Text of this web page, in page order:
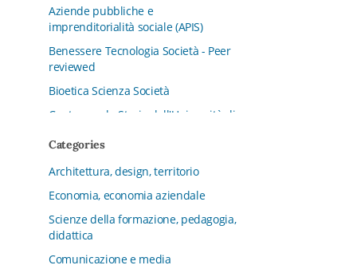
Aziende pubbliche e
imprenditorialità sociale (APIS)
Benessere Tecnologia Società - Peer
reviewed
Bioetica Scienza Società
Centro per la Storia dell'Università di
CFMT - Terziario Futuro
Channel & Retail Lab
Civiltà in tavola. La cultura del cibo
tra tradizioni, storia e diritto
Collana del Dipartimento di Scienze
Aziendali, Management e Innovation
Categories
Architettura, design, territorio
Economia, economia aziendale
Scienze della formazione, pedagogia,
didattica
Comunicazione e media